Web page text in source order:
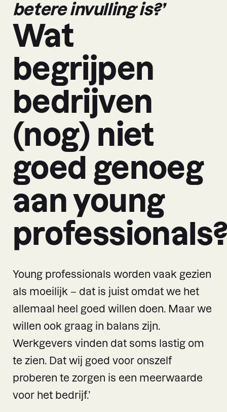
betere invulling is?’
Wat
begrijpen
bedrijven
(nog) niet
goed genoeg
aan young
Young professionals worden vaak gezien
als moeilijk – dat is juist omdat we het
allemaal heel goed willen doen. Maar we
willen ook graag in balans zijn.
Werkgevers vinden dat soms lastig om
te zien. Dat wij goed voor onszelf
proberen te zorgen is een meerwaarde
voor het bedrijf.’